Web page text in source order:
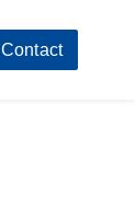
Contact